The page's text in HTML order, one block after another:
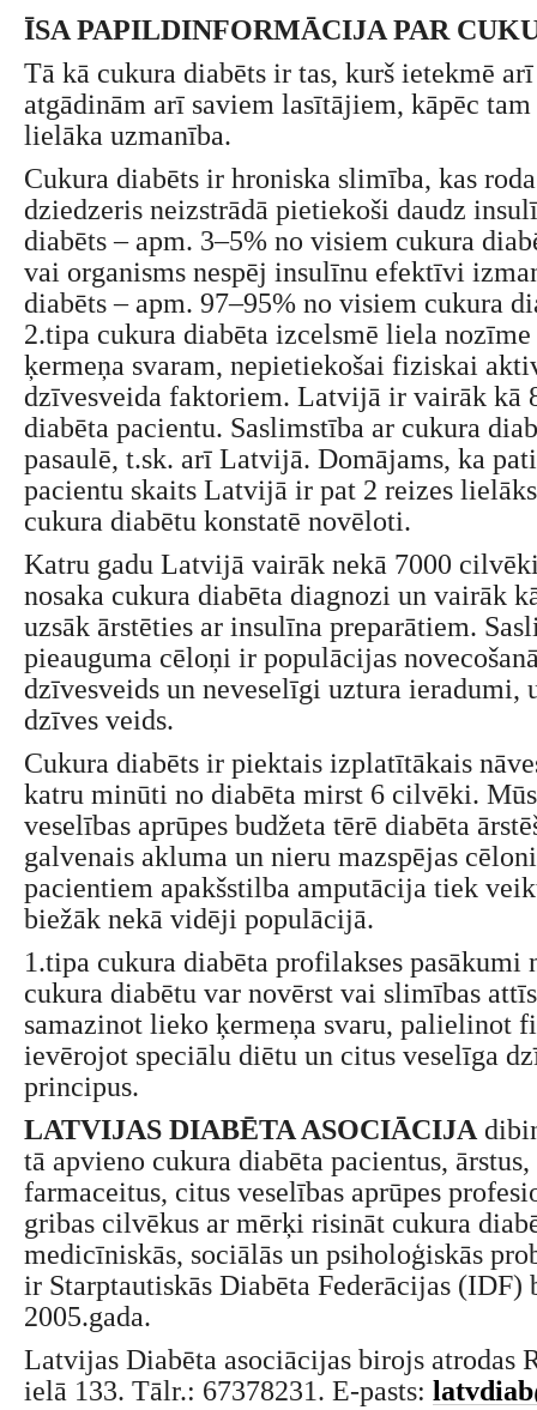
ĪSA PAPILDINFORMĀCIJA PAR
Tā kā cukura diabēts ir tas, kurš ietekmē
atgādinām arī saviem lasītājiem, kāpēc
lielāka uzmanība.
Cukura diabēts ir hroniska slimība, kas
dziedzeris neizstrādā pietiekoši daudz
diabēts – apm. 3–5% no visiem cukura
vai organisms nespēj insulīnu efektīvi
diabēts – apm. 97–95% no visiem cukura
2.tipa cukura diabēta izcelsmē liela
ķermeņa svaram, nepietiekošai fiziskai
dzīvesveida faktoriem. Latvijā ir vairāk kā
diabēta pacientu. Saslimstība ar cukura
pasaulē, t.sk. arī Latvijā. Domājams, ka
pacientu skaits Latvijā ir pat 2 reizes
cukura diabētu konstatē novēloti.
Katru gadu Latvijā vairāk nekā 7000
nosaka cukura diabēta diagnozi un vairāk
uzsāk ārstēties ar insulīna preparātiem.
pieauguma cēloņi ir populācijas
dzīvesveids un neveselīgi uztura ieradumi,
dzīves veids.
Cukura diabēts ir piektais izplatītākais
katru minūti no diabēta mirst 6 cilvēki.
veselības aprūpes budžeta tērē diabēta
galvenais akluma un nieru mazspējas
pacientiem apakšstilba amputācija tiek
biežāk nekā vidēji populācijā.
1.tipa cukura diabēta profilakses pasākumi
cukura diabētu var novērst vai slimības
samazinot lieko ķermeņa svaru, palielinot
ievērojot speciālu diētu un citus veselīga
principus.
LATVIJAS DIABĒTA ASOCIĀCIJA
tā apvieno cukura diabēta pacientus,
farmaceitus, citus veselības aprūpes
gribas cilvēkus ar mērķi risināt cukura
medicīniskās, sociālās un psiholoģiskās
ir Starptautiskās Diabēta Federācijas (IDF)
2005.gada.
Latvijas Diabēta asociācijas birojs atrodas
ielā 133. Tālr.: 67378231. E-pasts: